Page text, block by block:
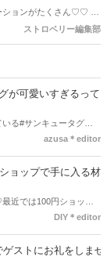
ョンがたくさん♡♡ 紅
ィックな雰囲気が楽しめ
せてご紹介します◎
ストロベリー編集部
が可愛いすぎるって
る#サンキュータグ実
存知でしたか！？あるの
さんたちの#サンキュー
azusa＊editor
ョップで手に入る材
近では100円ショップ
ット上でダウンロードし
こだわるプレ花嫁さん
りますよね♪
DIY＊editor
ストにお礼をしませ